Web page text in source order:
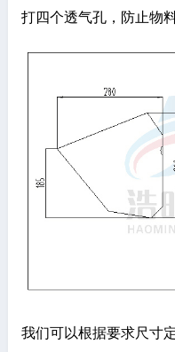
打四个透气孔，防止物
我们可以根据要求尺寸